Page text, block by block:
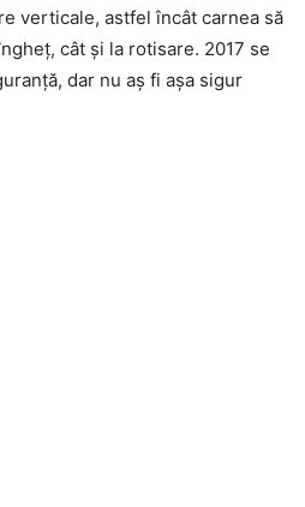
verticale, astfel încât carnea să
cât şi la rotisare. 2017 se
dar nu aş fi aşa sigur